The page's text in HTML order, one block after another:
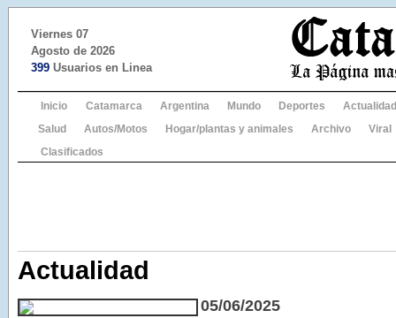
Viernes 07
Agosto de 2026
399 Usuarios en Linea
Inicio Catamarca Argentina Mundo Deportes
Actualidad
Salud
Autos/Motos Hogar/plantas y animales Archivo
Viral
Clasificados
Actualidad
05/06/2025